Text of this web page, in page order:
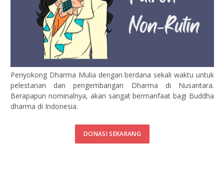
Penyokong Dharma Mulia dengan berdana sekali waktu untuk
pelestarian dan pengembangan Dharma di Nusantara.
Berapapun nominalnya, akan sangat bermanfaat bagi Buddha
dharma di Indonesia.
DONASI SEKARANG